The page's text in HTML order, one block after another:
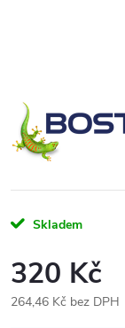
Skladem
320 Kč
264,46 Kč bez DPH